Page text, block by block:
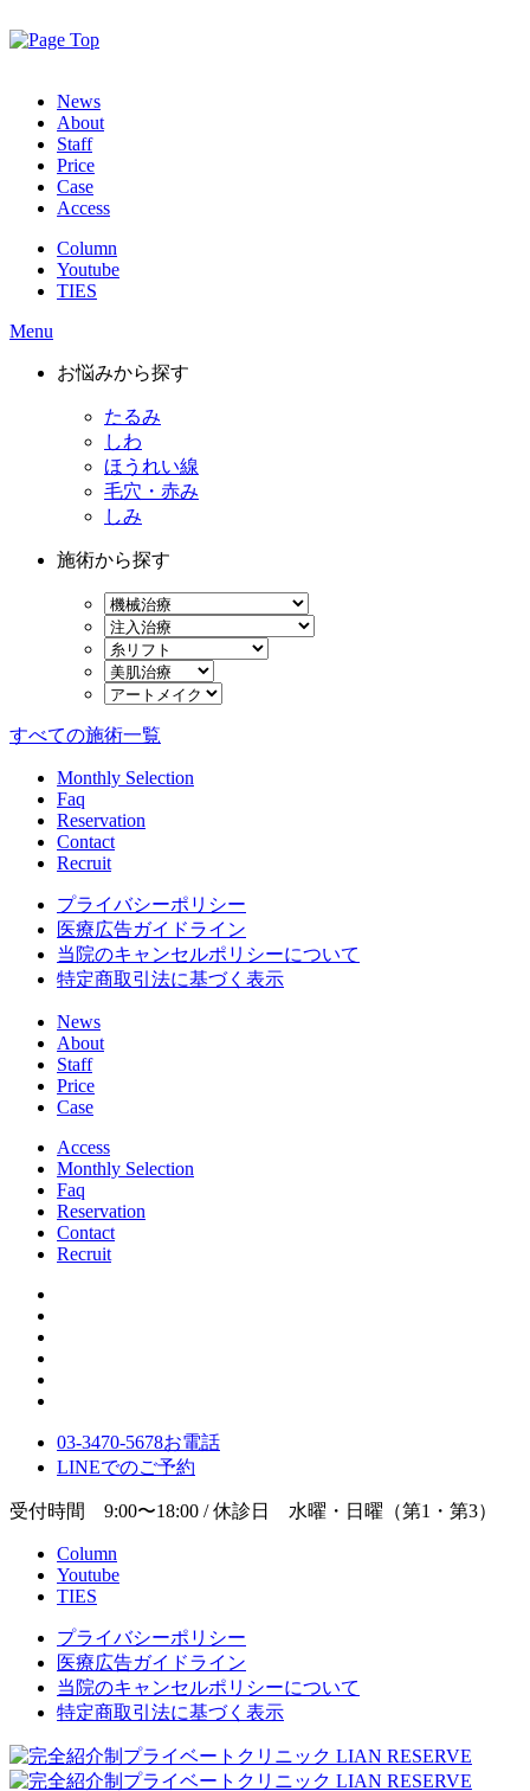
News
About
Staff
Price
Case
Access
Column
Youtube
TIES
Menu
お悩みから探す
たるみ
しわ
ほうれい線
毛穴・赤み
しみ
施術から探す
すべての施術一覧
Monthly Selection
Faq
Reservation
Contact
Recruit
プライバシーポリシー
医療広告ガイドライン
当院のキャンセルポリシーについて
特定商取引法に基づく表示
News
About
Staff
Price
Case
Access
Monthly Selection
Faq
Reservation
Contact
Recruit
03-3470-5678お電話
LINEでのご予約
受付時間 9:00〜18:00 / 休診日 水曜・日曜（第1・第3）
Column
Youtube
TIES
プライバシーポリシー
医療広告ガイドライン
当院のキャンセルポリシーについて
特定商取引法に基づく表示